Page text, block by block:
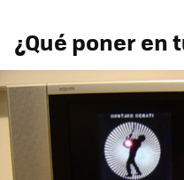
¿Qué poner en